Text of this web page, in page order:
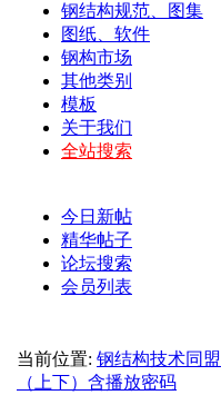
钢结构规范、图集
图纸、软件
钢构市场
其他类别
模板
关于我们
全站搜索
今日新帖
精华帖子
论坛搜索
会员列表
当前位置: 钢结构技术同盟
（上下）含播放密码